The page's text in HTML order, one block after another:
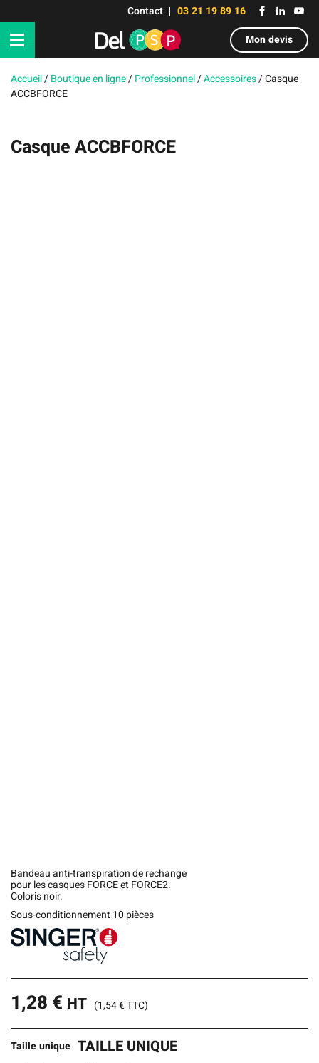
Contact
03 21 19 89 16
Mon devis
Accueil/Boutique en ligne/Professionnel/Accessoires/Casque
ACCBFORCE
Casque ACCBFORCE
Bandeau anti-transpiration de rechange
pour les casques FORCE et FORCE2.
Coloris noir.
Sous-conditionnement 10 pièces
1,28 € HT (1,54€TTC)
Taille unique TAILLE UNIQUE